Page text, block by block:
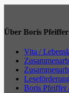
Über Boris Pfeiffer
Vita /
Leseförderung
Boris Pfeiffer